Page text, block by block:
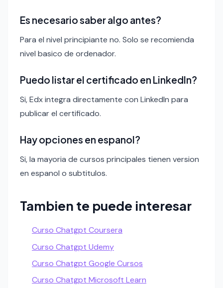
Es necesario saber algo antes?
Para el nivel principiante no. Solo se recomienda
nivel basico de ordenador.
Puedo listar el certificado en LinkedIn?
Si, Edx integra directamente con LinkedIn para
publicar el certificado.
Hay opciones en espanol?
Si, la mayoria de cursos principales tienen version
en espanol o subtitulos.
Tambien te puede interesar
Curso Chatgpt Coursera
Curso Chatgpt Udemy
Curso Chatgpt Google Cursos
Curso Chatgpt Microsoft Learn